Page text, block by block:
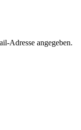
Adresse angegeben.